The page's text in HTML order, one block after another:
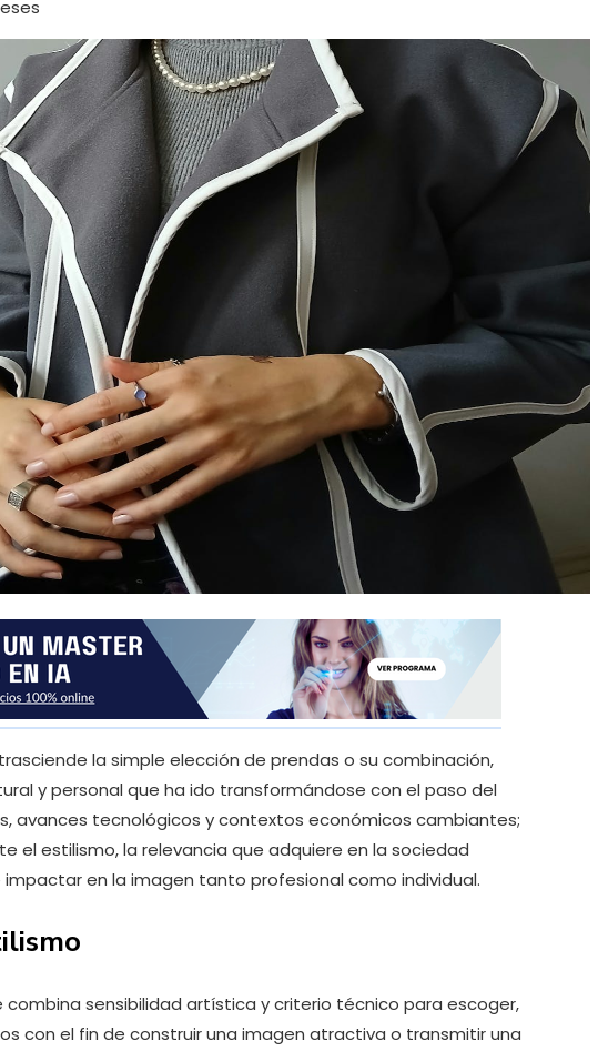
la simple elección de prendas o su combinación,
y personal que ha ido transformándose con el paso del
avances tecnológicos y contextos económicos cambiantes;
el estilismo, la relevancia que adquiere en la sociedad
en la imagen tanto profesional como individual.
combina sensibilidad artística y criterio técnico para escoger,
con el fin de construir una imagen atractiva o transmitir una